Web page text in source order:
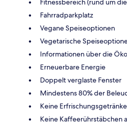
Fitnessbereich (rund um
Fahrradparkplatz
Vegane Speiseoptionen
Vegetarische
Informationen über die
Erneuerbare Energie
Doppelt verglaste Fenster
Mindestens 80% der
Keine
Keine Kaffeerührstäbchen